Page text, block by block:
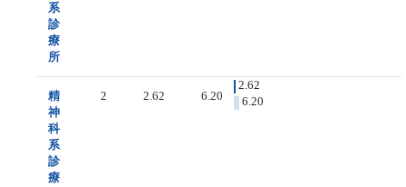
系
診
療
所
精
神
科
系
診
療
2 2.62 6.20
2.62
6.20